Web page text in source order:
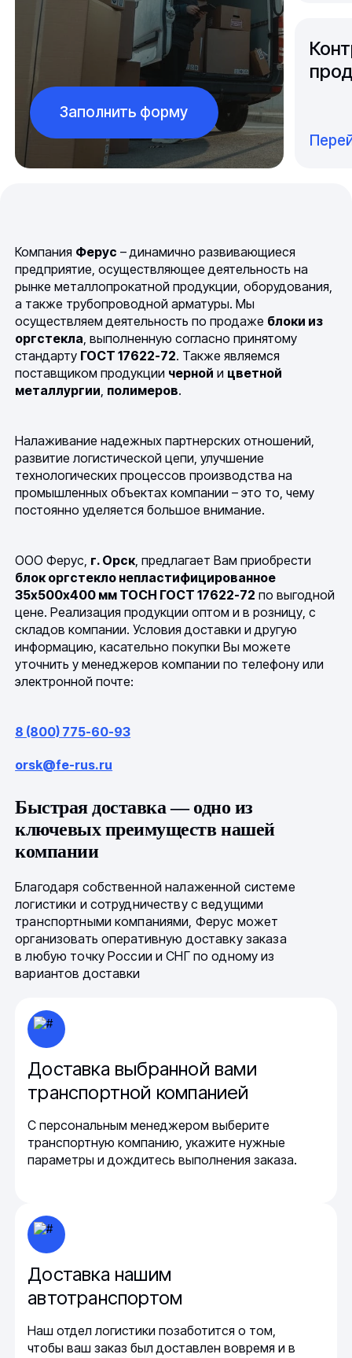
Заполнить форму
Компания Ферус – динамично развивающиеся
предприятие, осуществляющее деятельность на
рынке металлопрокатной продукции, оборудования,
а также трубопроводной арматуры. Мы
осуществляем деятельность по продаже блоки из
оргстекла, выполненную согласно принятому
стандарту ГОСТ 17622-72. Также являемся
поставщиком продукции черной и цветной
металлургии, полимеров.
Налаживание надежных партнерских отношений,
развитие логистической цепи, улучшение
технологических процессов производства на
промышленных объектах компании – это то, чему
постоянно уделяется большое внимание.
ООО Ферус, г. Орск, предлагает Вам приобрести
блок оргстекло непластифицированное
35х500х400 мм ТОСН ГОСТ 17622-72 по выгодной
цене. Реализация продукции оптом и в розницу, с
складов компании. Условия доставки и другую
информацию, касательно покупки Вы можете
уточнить у менеджеров компании по телефону или
электронной почте:
8 (800) 775-60-93
orsk@fe-rus.ru
Быстрая доставка — одно из
ключевых преимуществ нашей
компании
Благодаря собственной налаженной системе
логистики и сотрудничеству с ведущими
транспортными компаниями, Ферус может
организовать оперативную доставку заказа
в любую точку России и СНГ по одному из
вариантов доставки
Доставка выбранной вами
транспортной компанией
С персональным менеджером выберите
транспортную компанию, укажите нужные
параметры и дождитесь выполнения заказа.
Доставка нашим
автотранспортом
Наш отдел логистики позаботится о том,
чтобы ваш заказ был доставлен вовремя и в